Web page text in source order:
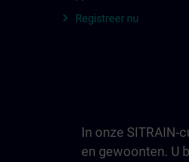
Registreer nu
In onze SITRAIN-
en gewoonten. U